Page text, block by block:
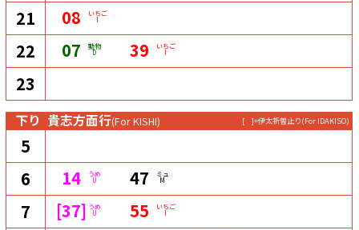
21 08 いちご
I
22 07 動物
D 39 いちご
I
23
下り 貴志方面行(For KISHI) [ ]=伊太祈曽止り(For IDAKISO)
5
6
14 うめ
U 47 ミュ
M
7 [37] うめ
U 55 いちご
I